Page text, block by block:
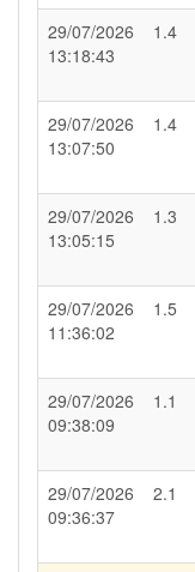
29/07/2026
13:18:43
1.4
29/07/2026
13:07:50
1.4
29/07/2026
13:05:15
1.3
29/07/2026
11:36:02
1.5
29/07/2026
09:38:09
1.1
29/07/2026
09:36:37
2.1